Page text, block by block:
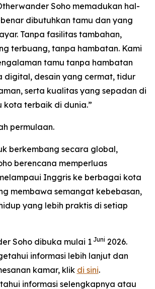
Soho memadukan hal-
dibutuhkan tamu dan yang
Tanpa fasilitas tambahan,
terbuang, tanpa hambatan. Kami
tamu tanpa hambatan
digital, desain yang cermat, tidur
serta kualitas yang sepadan di
kota terbaik di dunia.”
permulaan.
berkembang secara global,
berencana memperluas
Inggris ke berbagai kota
membawa semangat kebebasan,
yang lebih praktis di setiap
Soho dibuka mulai 1 Juni 2026.
informasi lebih lanjut dan
kamar, klik di sini.
informasi selengkapnya atau